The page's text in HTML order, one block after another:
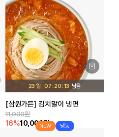
23 일 07 20 12
[삼원가든] 김치말이 냉면
11,900원
16%10,000원
NEW 냉동